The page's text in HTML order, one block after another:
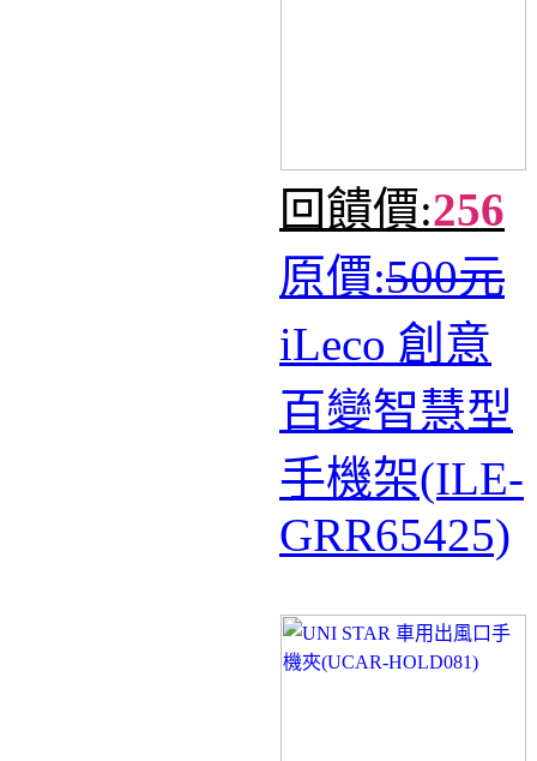
回饋價:256
原價:500元
iLeco 創意
百變智慧型
手機架(ILE-
GRR65425)